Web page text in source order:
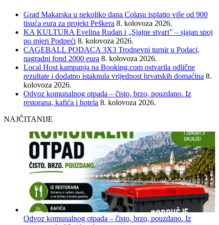
Grad Makarska u nekoliko dana Colasu isplatio više od 900
tisuća eura za projekt Peškera 8. kolovoza 2026.
KA KULTURA Evelina Rudan i „Sjajne stvari” – sjajan spoj
po mjeri Podpeći 8. kolovoza 2026.
CAGEBALL PODACA 3X3 Trodnevni turnir u Podaci,
nagradni fond 2000 eura 8. kolovoza 2026.
Local Host kampanja na Booking.com ostvarila odlične
rezultate i dodatno istaknula vrijednost hrvatskih domaćina 8.
kolovoza 2026.
Odvoz komunalnog otpada – čisto, brzo, pouzdano. Iz
restorana, kafića i hotela 8. kolovoza 2026.
NAJČITANIJE
Odvoz komunalnog otpada – čisto, brzo, pouzdano. Iz